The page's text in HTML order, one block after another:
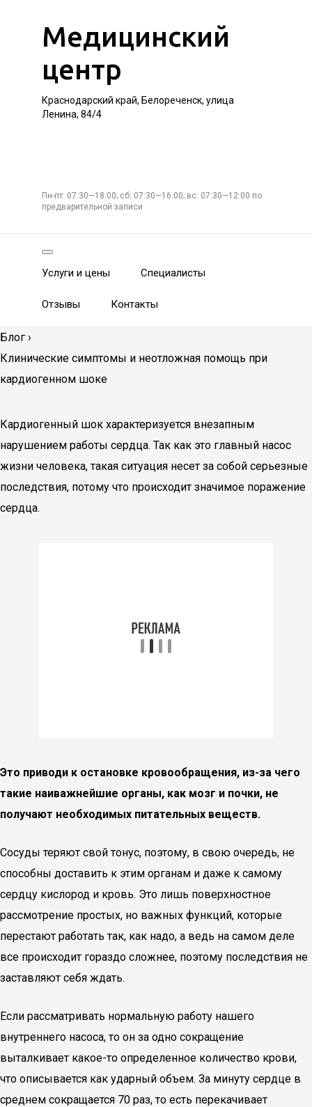
Медицинский
центр
Краснодарский край, Белореченск, улица
Ленина, 84/4
Пн-пт: 07:30—18:00; сб: 07:30—16:00; вс: 07:30—12:00 по
предварительной записи
Услуги и цены Специалисты
Отзывы Контакты
Блог ›
Клинические симптомы и неотложная помощь при
кардиогенном шоке
Кардиогенный шок характеризуется внезапным
нарушением работы сердца. Так как это главный насос
жизни человека, такая ситуация несет за собой серьезные
последствия, потому что происходит значимое поражение
сердца.
Это приводи к остановке кровообращения, из-за чего
такие наиважнейшие органы, как мозг и почки, не
получают необходимых питательных веществ.
Сосуды теряют свой тонус, поэтому, в свою очередь, не
способны доставить к этим органам и даже к самому
сердцу кислород и кровь. Это лишь поверхностное
рассмотрение простых, но важных функций, которые
перестают работать так, как надо, а ведь на самом деле
все происходит гораздо сложнее, поэтому последствия не
заставляют себя ждать.
Если рассматривать нормальную работу нашего
внутреннего насоса, то он за одно сокращение
выталкивает какое-то определенное количество крови,
что описывается как ударный объем. За минуту сердце в
среднем сокращается 70 раз, то есть перекачивает